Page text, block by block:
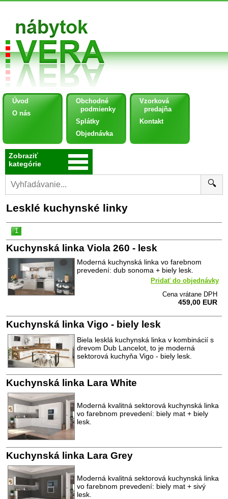
Úvod
O nás
Obchodné
podmienky
Splátky
Objednávka
Vzorková
predajňa
Kontakt
Zobraziť
kategórie
🔍
Lesklé kuchynské linky
1
Kuchynská linka Viola 260 - lesk
Moderná kuchynská linka vo farebnom
prevedení: dub sonoma + biely lesk.
Pridať do objednávky
Cena vrátane DPH
459,00 EUR
Kuchynská linka Vigo - biely lesk
Biela lesklá kuchynská linka v kombinácií s
drevom Dub Lancelot, to je moderná
sektorová kuchyňa Vigo - biely lesk.
Kuchynská linka Lara White
Moderná kvalitná sektorová kuchynská linka
vo farebnom prevedení: biely mat + biely
lesk.
Kuchynská linka Lara Grey
Moderná kvalitná sektorová kuchynská linka
vo farebnom prevedení: biely mat + sivý
lesk.